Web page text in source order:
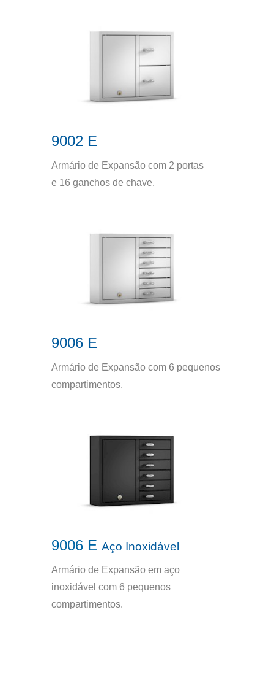
9002 E
Armário de Expansão com 2 portas
e 16 ganchos de chave.
9006 E
Armário de Expansão com 6 pequenos
compartimentos.
9006 E Aço Inoxidável
Armário de Expansão em aço
inoxidável com 6 pequenos
compartimentos.